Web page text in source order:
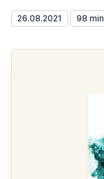
26.08.2021 98 min